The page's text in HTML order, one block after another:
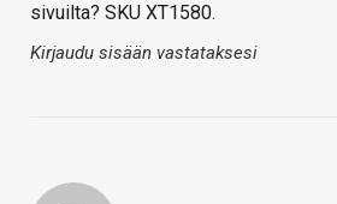
sivuilta? SKU XT1580.
Kirjaudu sisään vastataksesi